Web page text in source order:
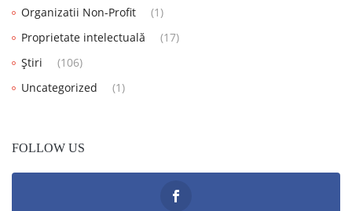
Organizatii Non-Profit
(1)
Proprietate intelectuală
(17)
Știri
(106)
Uncategorized
(1)
FOLLOW US